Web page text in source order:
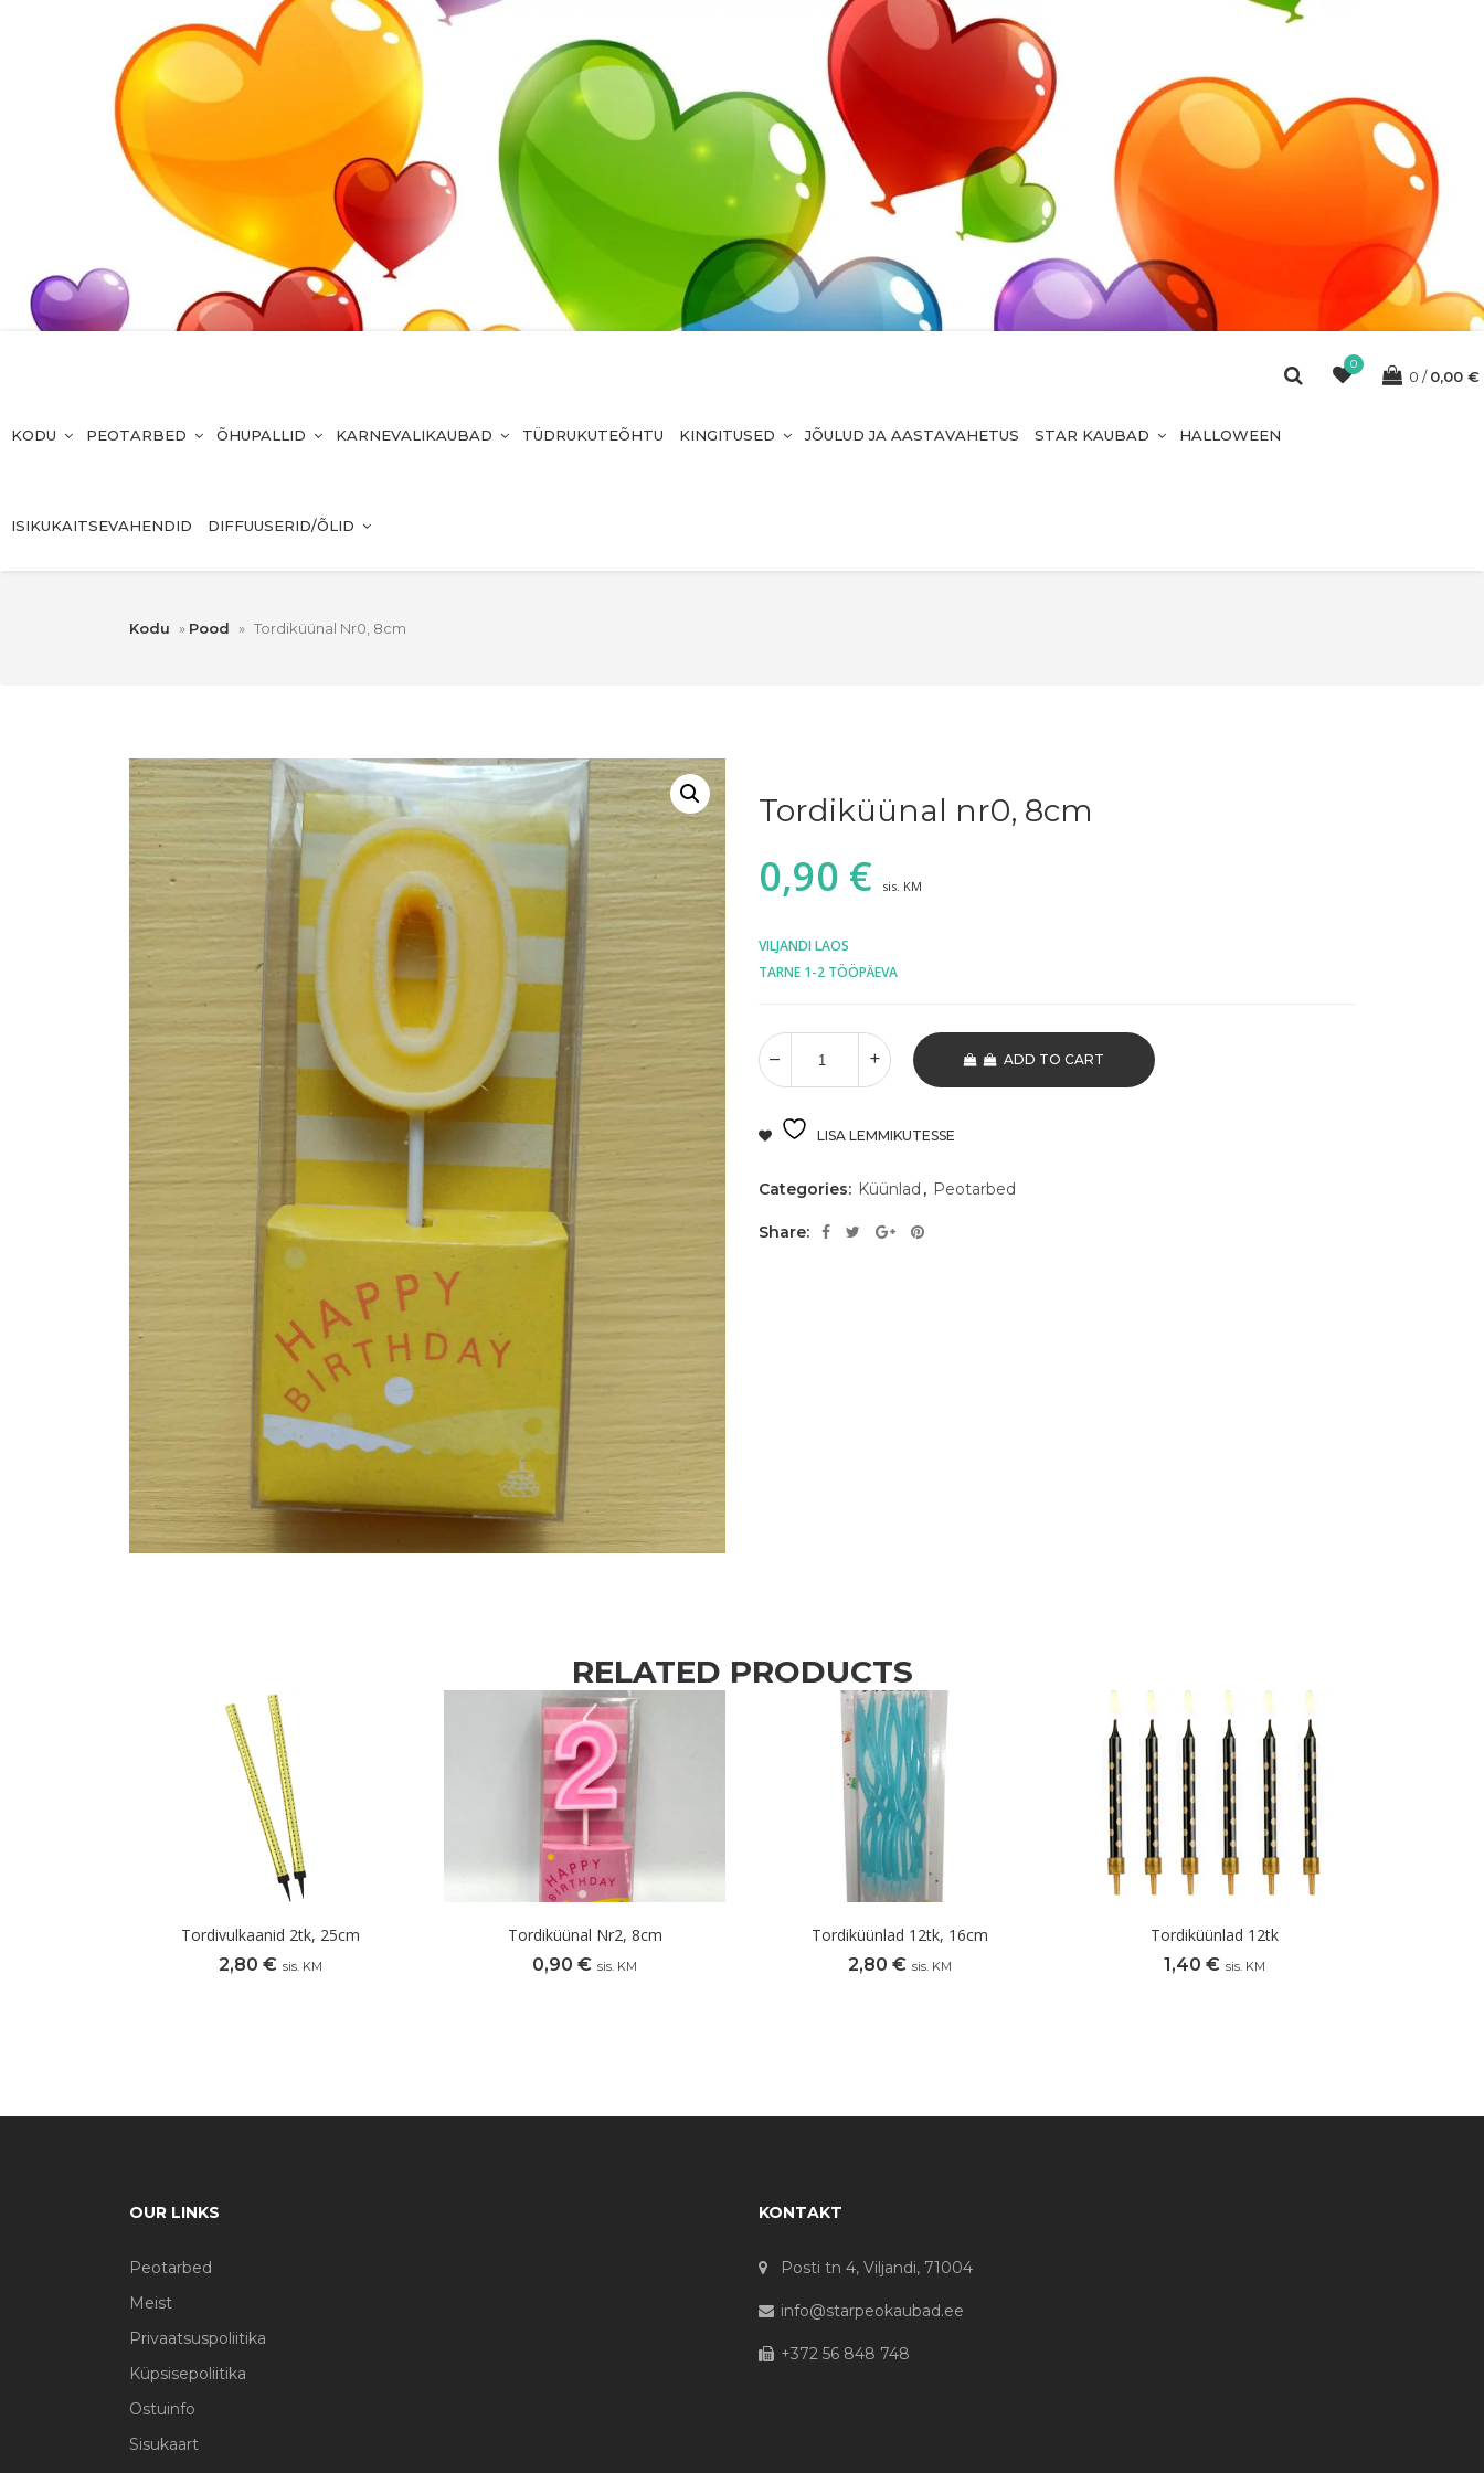
0
0 0,00 €
KODU PEOTARBED ÕHUPALLID KARNEVALIKAUBAD TÜDRUKUTEÕHTU KINGITUSED JÕULUD JA AASTAVAHETUS STAR KAUBAD HALLOWEEN
ISIKUKAITSEVAHENDID DIFFUUSERID/ÕLID
Kodu » Pood » Tordiküünal Nr0, 8cm
Tordiküünal nr0, 8cm
0,90 € sis. KM
VILJANDI LAOS
TARNE 1-2 TÖÖPÄEVA
ADD TO CART
LISA LEMMIKUTESSE
Categories: Küünlad , Peotarbed
Share:
RELATED PRODUCTS
Tordivulkaanid 2tk, 25cm
2,80 € sis. KM
Tordiküünal Nr2, 8cm
0,90 € sis. KM
Tordiküünlad 12tk, 16cm
2,80 € sis. KM
Tordiküünlad 12tk
1,40 € sis. KM
OUR LINKS
Peotarbed
Meist
Privaatsuspoliitika
Küpsisepoliitika
Ostuinfo
Sisukaart
KONTAKT
Posti tn 4, Viljandi, 71004
info@starpeokaubad.ee
+372 56 848 748